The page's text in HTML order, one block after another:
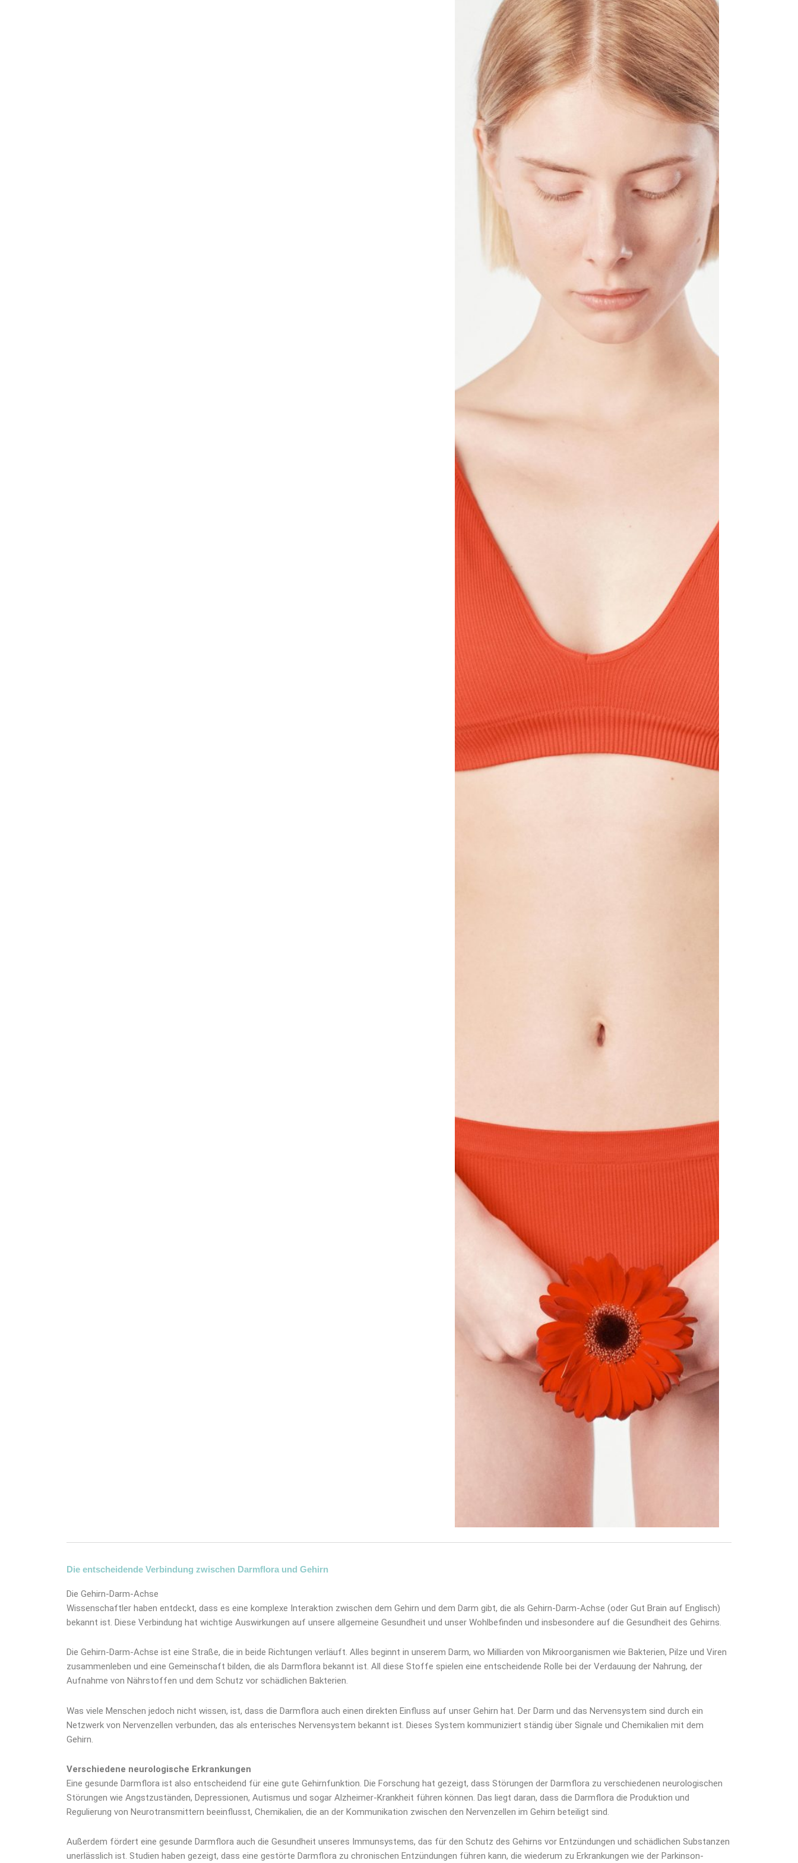
Die entscheidende Verbindung zwischen Darmflora und Gehirn
Die Gehirn-Darm-Achse
Wissenschaftler haben entdeckt, dass es eine komplexe Interaktion zwischen dem Gehirn und dem Darm gibt, die als Gehirn-Darm-Achse (oder Gut Brain auf Englisch)
bekannt ist. Diese Verbindung hat wichtige Auswirkungen auf unsere allgemeine Gesundheit und unser Wohlbefinden und insbesondere auf die Gesundheit des Gehirns.
Die Gehirn-Darm-Achse ist eine Straße, die in beide Richtungen verläuft. Alles beginnt in unserem Darm, wo Milliarden von Mikroorganismen wie Bakterien, Pilze und Viren
zusammenleben und eine Gemeinschaft bilden, die als Darmflora bekannt ist. All diese Stoffe spielen eine entscheidende Rolle bei der Verdauung der Nahrung, der
Aufnahme von Nährstoffen und dem Schutz vor schädlichen Bakterien.
Was viele Menschen jedoch nicht wissen, ist, dass die Darmflora auch einen direkten Einfluss auf unser Gehirn hat. Der Darm und das Nervensystem sind durch ein
Netzwerk von Nervenzellen verbunden, das als enterisches Nervensystem bekannt ist. Dieses System kommuniziert ständig über Signale und Chemikalien mit dem
Gehirn.
Verschiedene neurologische Erkrankungen
Eine gesunde Darmflora ist also entscheidend für eine gute Gehirnfunktion. Die Forschung hat gezeigt, dass Störungen der Darmflora zu verschiedenen neurologischen
Störungen wie Angstzuständen, Depressionen, Autismus und sogar Alzheimer-Krankheit führen können. Das liegt daran, dass die Darmflora die Produktion und
Regulierung von Neurotransmittern beeinflusst, Chemikalien, die an der Kommunikation zwischen den Nervenzellen im Gehirn beteiligt sind.
Außerdem fördert eine gesunde Darmflora auch die Gesundheit unseres Immunsystems, das für den Schutz des Gehirns vor Entzündungen und schädlichen Substanzen
unerlässlich ist. Studien haben gezeigt, dass eine gestörte Darmflora zu chronischen Entzündungen führen kann, die wiederum zu Erkrankungen wie der Parkinson-